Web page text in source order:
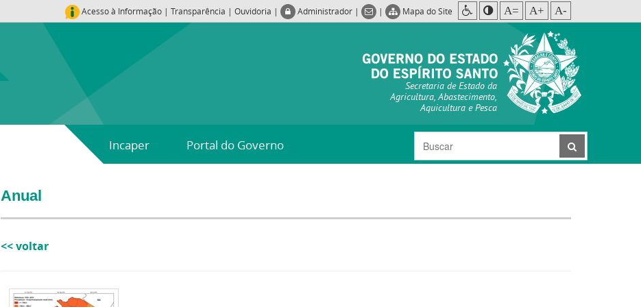
Acesso à Informação | Transparência | Ouvidoria | Administrador | | Mapa do Site A= A+ A-
Secretaria de Estado da
Agricultura, Abastecimento,
Aquicultura e Pesca
Incaper Portal do Governo
Anual
<< voltar